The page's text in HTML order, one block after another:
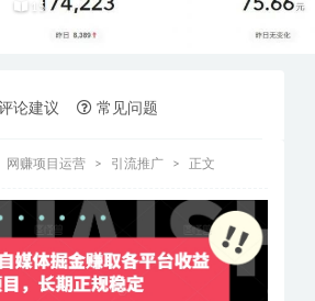
15
论建议 常见问题
网赚项目运营 引流推广 正文